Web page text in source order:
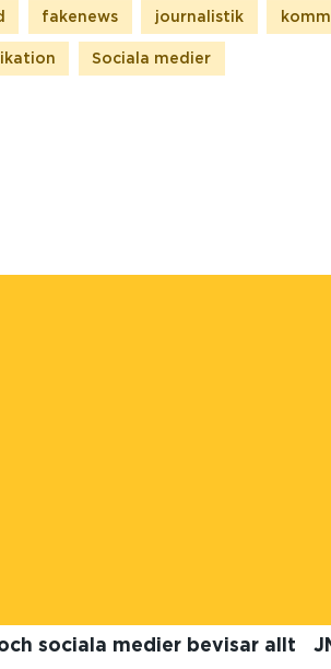
fakenews journalistik
Sociala medier
sociala medier bevisar allt